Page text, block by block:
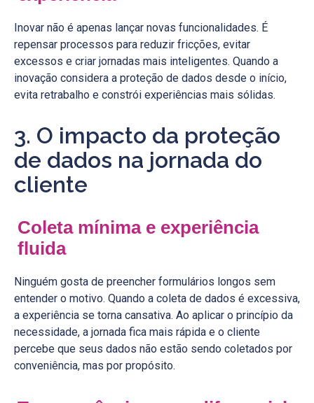
Inovar não é apenas lançar novas funcionalidades. É
repensar processos para reduzir fricções, evitar
excessos e criar jornadas mais inteligentes. Quando a
inovação considera a proteção de dados desde o início,
evita retrabalho e constrói experiências mais sólidas.
3. O impacto da proteção
de dados na jornada do
cliente
Coleta mínima e experiência
fluida
Ninguém gosta de preencher formulários longos sem
entender o motivo. Quando a coleta de dados é excessiva,
a experiência se torna cansativa. Ao aplicar o princípio da
necessidade, a jornada fica mais rápida e o cliente
percebe que seus dados não estão sendo coletados por
conveniência, mas por propósito.